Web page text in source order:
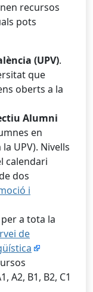
recursos
pots
(UPV).
que
oberts a la
Alumni
en
UPV). Nivells
calendari
dos
i
a tota la
de
A2, B1, B2, C1